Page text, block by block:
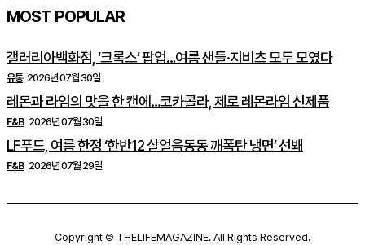
MOST POPULAR
갤러리아백화점, ‘크록스’ 팝업…여름 샌들·지비츠 모두 모였다
유통 2026년 07월 30일
레몬과 라임의 맛을 한 캔에…코카콜라, 제로 레몬라임 신제품
F&B 2026년 07월 30일
LF푸드, 여름 한정 ‘한반12 살얼음동동 깨폭탄 냉면’ 선봬
F&B 2026년 07월 29일
Copyright © THELIFEMAGAZINE. All Rights Reserved.